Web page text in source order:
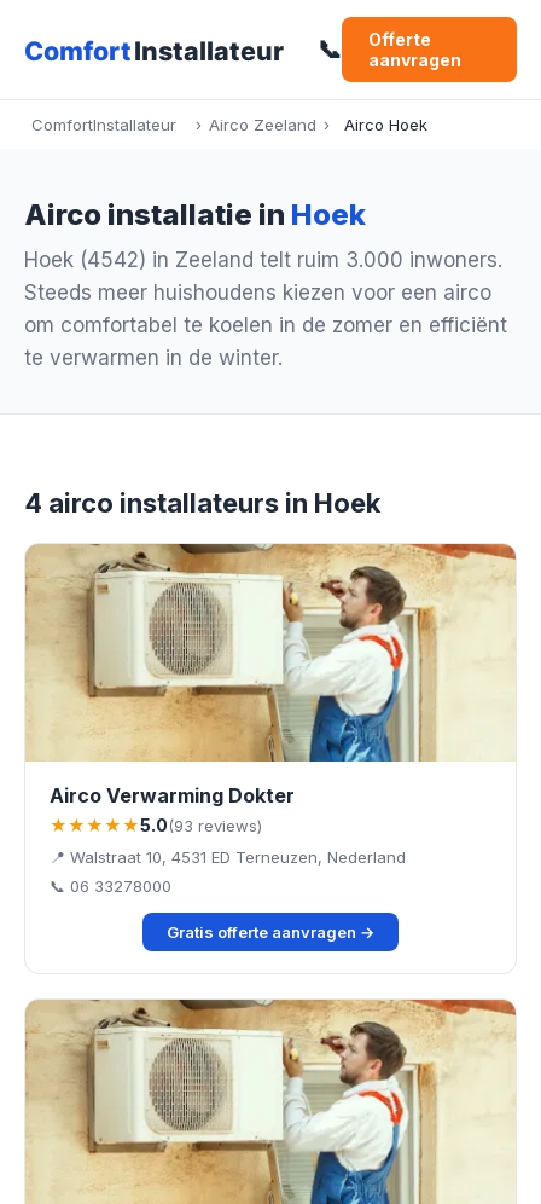
📞
Offerte
aanvragen
ComfortInstallateur › Airco Zeeland › Airco Hoek
Airco installatie in Hoek
Hoek (4542) in Zeeland telt ruim 3.000 inwoners.
Steeds meer huishoudens kiezen voor een airco
om comfortabel te koelen in de zomer en efficiënt
te verwarmen in de winter.
4 airco installateurs in Hoek
Airco Verwarming Dokter
★★★★★5.0(93 reviews)
📍 Walstraat 10, 4531 ED Terneuzen, Nederland
📞 06 33278000
Gratis offerte aanvragen →